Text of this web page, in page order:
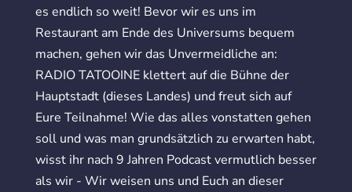
es endlich so weit! Bevor wir es uns im
Restaurant am Ende des Universums bequem
machen, gehen wir das Unvermeidliche an:
RADIO TATOOINE klettert auf die Bühne der
Hauptstadt (dieses Landes) und freut sich auf
Eure Teilnahme! Wie das alles vonstatten gehen
soll und was man grundsätzlich zu erwarten habt,
wisst ihr nach 9 Jahren Podcast vermutlich besser
als wir - Wir weisen uns und Euch an dieser